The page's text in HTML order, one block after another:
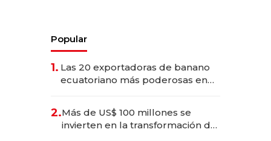
Popular
1. Las 20 exportadoras de banano
ecuatoriano más poderosas en
2.Más de US$ 100 millones se
invierten en la transformación de